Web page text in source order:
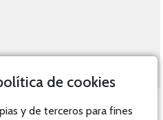
de cookies
y de terceros para fines